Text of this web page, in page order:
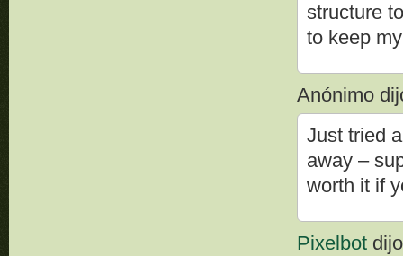
structure
to keep
Anónimo
Just tried
away –
worth it if
Pixelbot